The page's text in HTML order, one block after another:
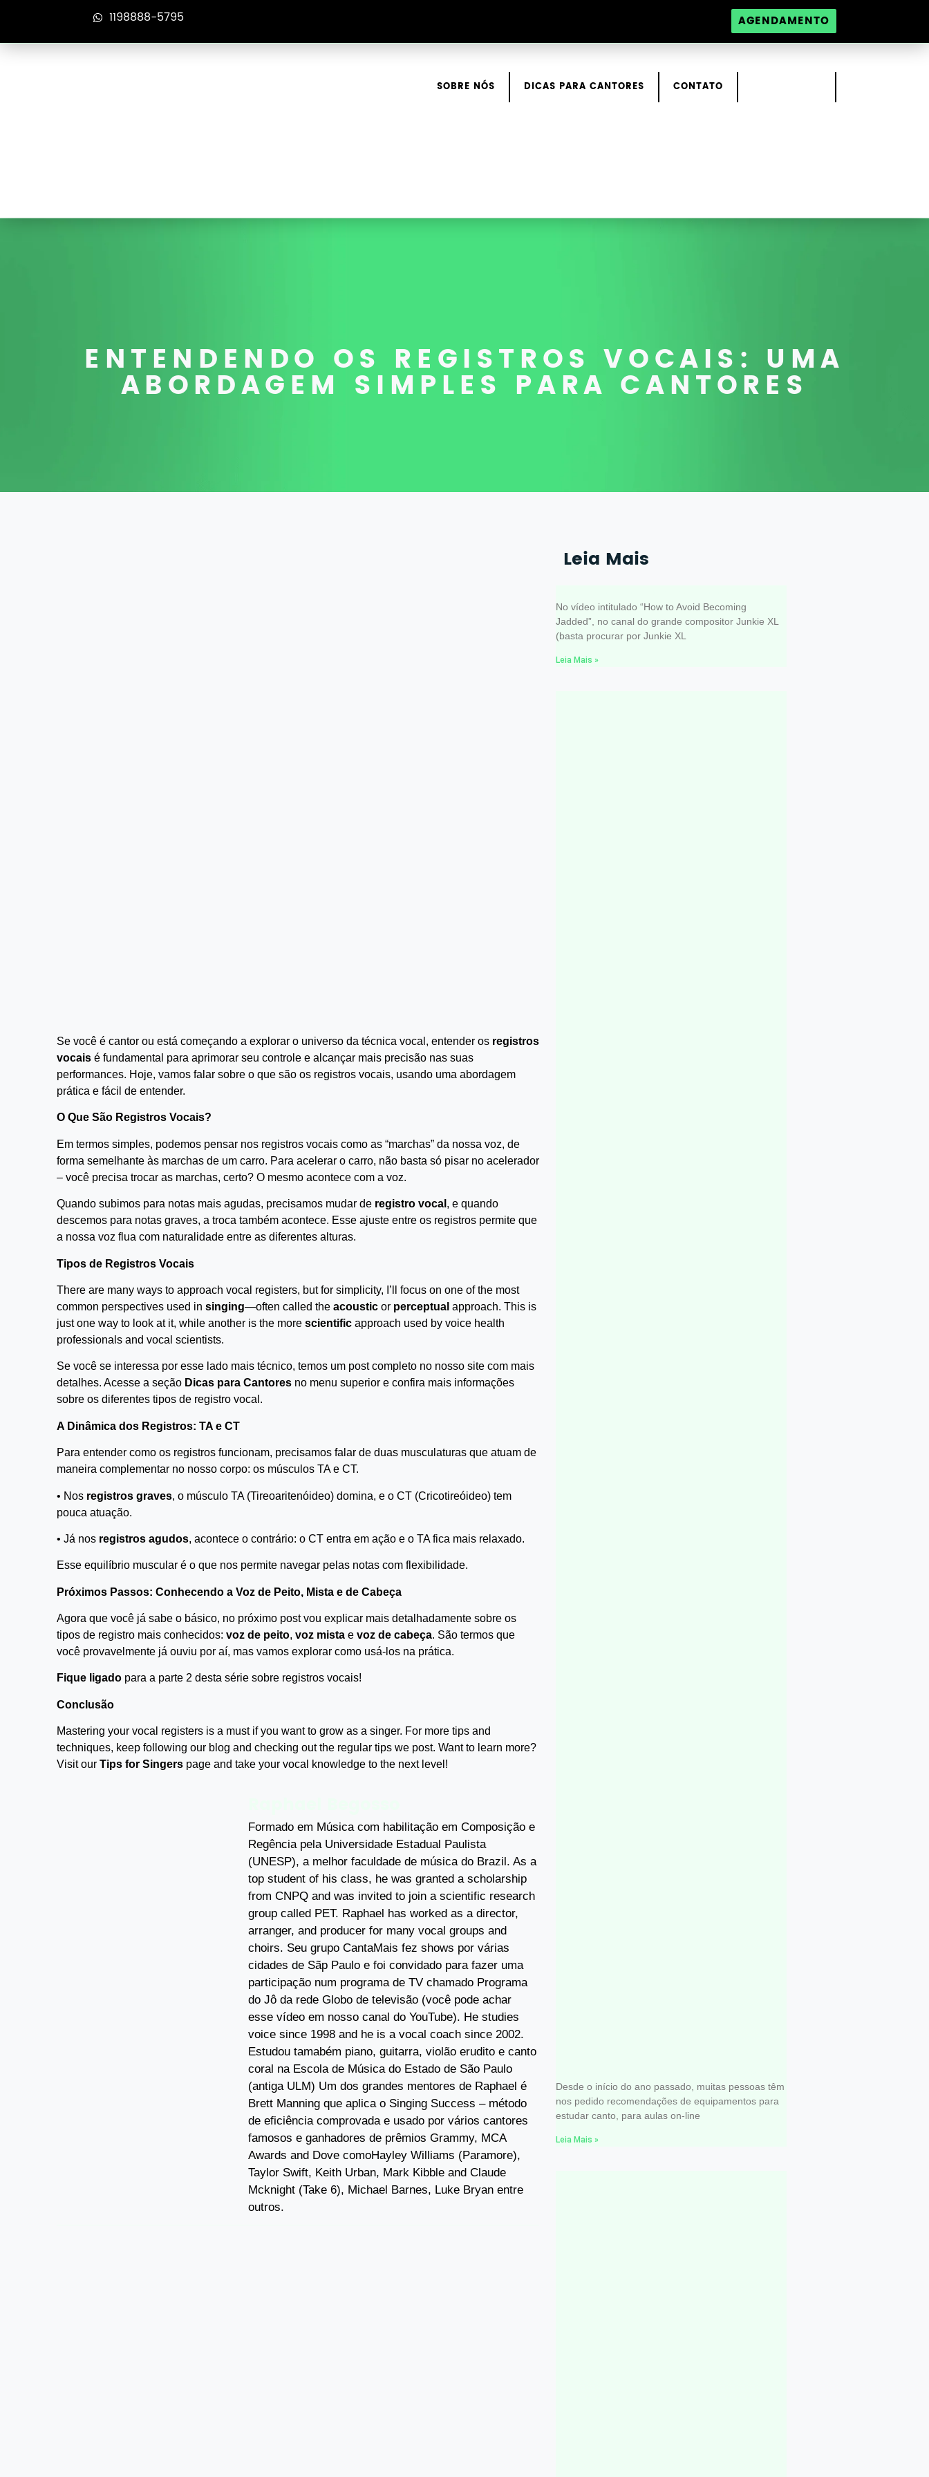
1198888-5795 AGENDAMENTO
SOBRE NÓS DICAS PARA CANTORES CONTATO
ENTENDENDO OS REGISTROS VOCAIS: UMA
ABORDAGEM SIMPLES PARA CANTORES
Se você é cantor ou está começando a explorar o universo da técnica vocal, entender os registros
vocais é fundamental para aprimorar seu controle e alcançar mais precisão nas suas
performances. Hoje, vamos falar sobre o que são os registros vocais, usando uma abordagem
prática e fácil de entender.
O Que São Registros Vocais?
Em termos simples, podemos pensar nos registros vocais como as “marchas” da nossa voz, de
forma semelhante às marchas de um carro. Para acelerar o carro, não basta só pisar no acelerador
– você precisa trocar as marchas, certo? O mesmo acontece com a voz.
Quando subimos para notas mais agudas, precisamos mudar de registro vocal , e quando
descemos para notas graves, a troca também acontece. Esse ajuste entre os registros permite que
a nossa voz flua com naturalidade entre as diferentes alturas.
Tipos de Registros Vocais
There are many ways to approach vocal registers, but for simplicity, I’ll focus on one of the most
common perspectives used in singing—often called the acoustic or perceptual approach. This is
just one way to look at it, while another is the more scientific approach used by voice health
professionals and vocal scientists.
Se você se interessa por esse lado mais técnico, temos um post completo no nosso site com mais
detalhes. Acesse a seção Dicas para Cantores no menu superior e confira mais informações
sobre os diferentes tipos de registro vocal.
A Dinâmica dos Registros: TA e CT
Para entender como os registros funcionam, precisamos falar de duas musculaturas que atuam de
maneira complementar no nosso corpo: os músculos TA e CT.
• Nos registros graves, o músculo TA (Tireoaritenóideo) domina, e o CT (Cricotireóideo) tem
pouca atuação.
• Já nos registros agudos, acontece o contrário: o CT entra em ação e o TA fica mais relaxado.
Esse equilíbrio muscular é o que nos permite navegar pelas notas com flexibilidade.
Próximos Passos: Conhecendo a Voz de Peito, Mista e de Cabeça
Agora que você já sabe o básico, no próximo post vou explicar mais detalhadamente sobre os
tipos de registro mais conhecidos: voz de peito, voz mista e voz de cabeça. São termos que
você provavelmente já ouviu por aí, mas vamos explorar como usá-los na prática.
Fique ligado para a parte 2 desta série sobre registros vocais!
Conclusão
Mastering your vocal registers is a must if you want to grow as a singer. For more tips and
techniques, keep following our blog and checking out the regular tips we post. Want to learn more?
Visit our Tips for Singers page and take your vocal knowledge to the next level!
Formado em Música com habilitação em Composição e
Regência pela Universidade Estadual Paulista
(UNESP), a melhor faculdade de música do Brazil. As a
top student of his class, he was granted a scholarship
from CNPQ and was invited to join a scientific research
group called PET. Raphael has worked as a director,
arranger, and producer for many vocal groups and
choirs. Seu grupo CantaMais fez shows por várias
cidades de Sãp Paulo e foi convidado para fazer uma
participação num programa de TV chamado Programa
do Jô da rede Globo de televisão (você pode achar
esse vídeo em nosso canal do YouTube). He studies
voice since 1998 and he is a vocal coach since 2002.
Estudou tamabém piano, guitarra, violão erudito e canto
coral na Escola de Música do Estado de São Paulo
(antiga ULM) Um dos grandes mentores de Raphael é
Brett Manning que aplica o Singing Success – método
de eficiência comprovada e usado por vários cantores
famosos e ganhadores de prêmios Grammy, MCA
Awards and Dove comoHayley Williams (Paramore),
Taylor Swift, Keith Urban, Mark Kibble and Claude
Mcknight (Take 6), Michael Barnes, Luke Bryan entre
outros.
Leia Mais
No vídeo intitulado “How to Avoid Becoming
Jadded”, no canal do grande compositor Junkie XL
(basta procurar por Junkie XL
Leia Mais »
Desde o início do ano passado, muitas pessoas têm
nos pedido recomendações de equipamentos para
estudar canto, para aulas on-line
Leia Mais »